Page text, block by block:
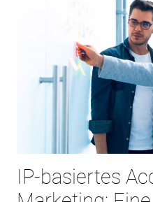
IP-basiertes